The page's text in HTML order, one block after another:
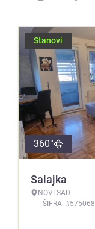
Stanovi
360°
Salajka
NOVI SAD
ŠIFRA: #575068